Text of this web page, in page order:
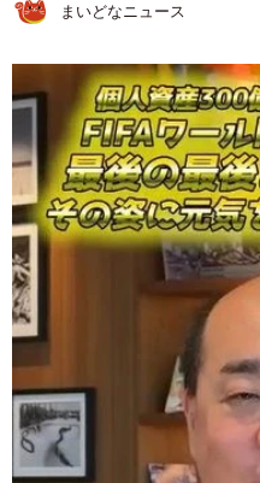
まいどなニュース